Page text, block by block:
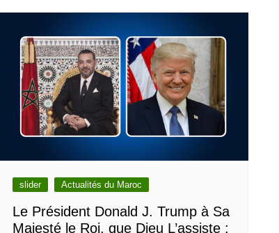
slider Actualités du Maroc
Le Président Donald J. Trump à Sa
Majesté le Roi, que Dieu L’assiste :